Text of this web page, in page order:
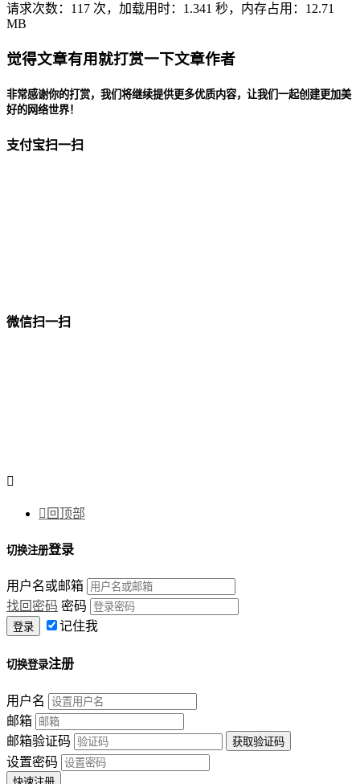
请求次数：117 次，加载用时：1.341 秒，内存占用：12.71
MB
觉得文章有用就打赏一下文章作者
非常感谢你的打赏，我们将继续提供更多优质内容，让我们一起创建更加美
好的网络世界！
支付宝扫一扫
微信扫一扫

 回顶部
切换注册登录
用户名或邮箱
找回密码 密码
记住我
切换登录注册
用户名
邮箱
邮箱验证码
设置密码